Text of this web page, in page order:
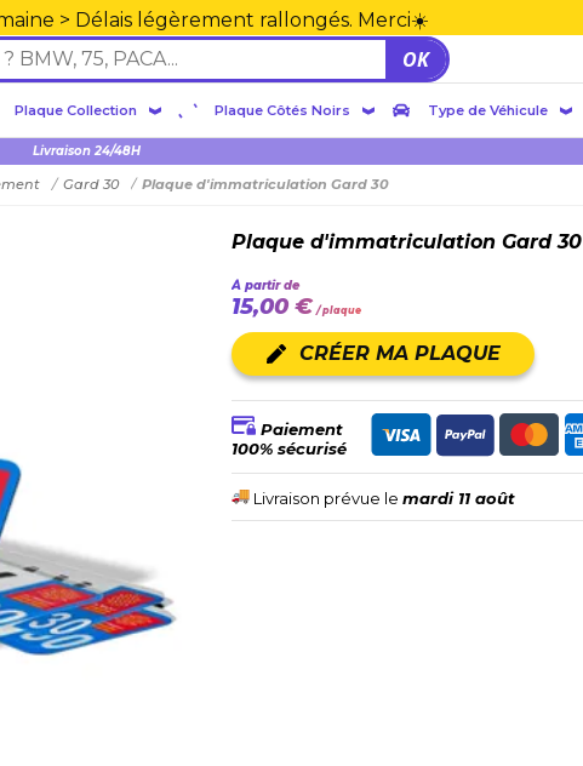
> Délais légèrement rallongés. Merci☀️
OK
Plaque Collection Plaque Côtés Noirs Type de Véhicule
Livraison 24/48H
en PMMA supérieure
Gard 30 Plaque d'immatriculation Gard 30
Plaque d'immatriculation Gard 30
À partir de
15,00 € / plaque
CRÉER MA PLAQUE
Paiement
100% sécurisé
Livraison prévue le mardi 11 août